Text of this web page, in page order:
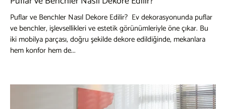
Puflar ve Benchler Nasıl Dekore Edilir? Ev dekorasyonunda puflar
ve benchler, işlevsellikleri ve estetik görünümleriyle öne çıkar. Bu
iki mobilya parçası, doğru şekilde dekore edildiğinde, mekanlara
hem konfor hem de...